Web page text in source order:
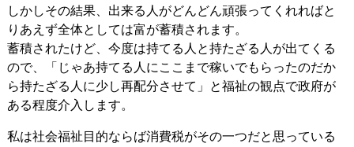
しかしその結果、出来る人がどんどん頑張ってくれればと
りあえず全体としては富が蓄積されます。
蓄積されたけど、今度は持てる人と持たざる人が出てくる
ので、「じゃあ持てる人にここまで稼いでもらったのだか
ら持たざる人に少し再配分させて」と福祉の観点で政府が
ある程度介入します。
私は社会福祉目的ならば消費税がその一つだと思っている